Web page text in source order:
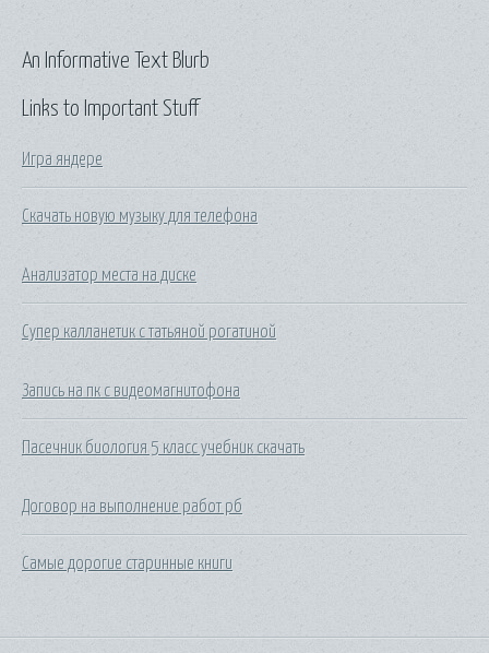
Links to Important Stuff
Игра яндере
Скачать новую музыку для телефона
Анализатор места на диске
Супер калланетик с татьяной рогатиной
Запись на пк с видеомагнитофона
Пасечник биология 5 класс учебник скачать
Договор на выполнение работ рб
Самые дорогие старинные книги
An Informative Text Blurb